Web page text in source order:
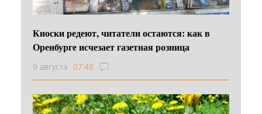
Киоски редеют, читатели остаются: как в
Оренбурге исчезает газетная розница
9 августа 07:48